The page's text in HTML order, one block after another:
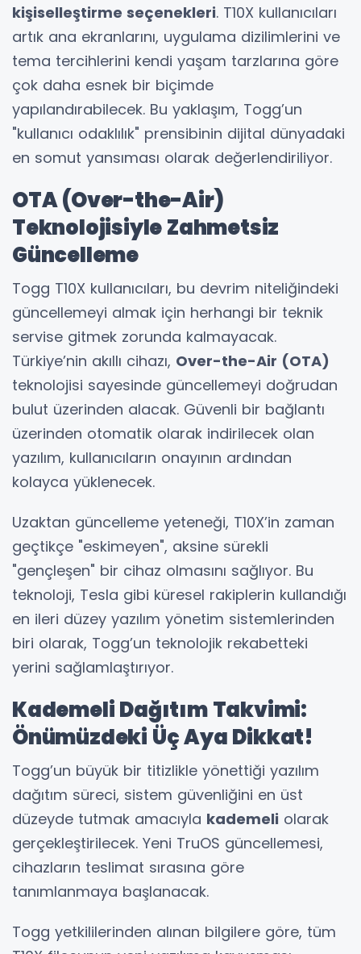
kişiselleştirme seçenekleri. T10X kullanıcıları
artık ana ekranlarını, uygulama dizilimlerini ve
tema tercihlerini kendi yaşam tarzlarına göre
çok daha esnek bir biçimde
yapılandırabilecek. Bu yaklaşım, Togg’un
"kullanıcı odaklılık" prensibinin dijital dünyadaki
en somut yansıması olarak değerlendiriliyor.
OTA (Over-the-Air)
Teknolojisiyle Zahmetsiz
Güncelleme
Togg T10X kullanıcıları, bu devrim niteliğindeki
güncellemeyi almak için herhangi bir teknik
servise gitmek zorunda kalmayacak.
Türkiye’nin akıllı cihazı, Over-the-Air (OTA)
teknolojisi sayesinde güncellemeyi doğrudan
bulut üzerinden alacak. Güvenli bir bağlantı
üzerinden otomatik olarak indirilecek olan
yazılım, kullanıcıların onayının ardından
kolayca yüklenecek.
Uzaktan güncelleme yeteneği, T10X’in zaman
geçtikçe "eskimeyen", aksine sürekli
"gençleşen" bir cihaz olmasını sağlıyor. Bu
teknoloji, Tesla gibi küresel rakiplerin kullandığı
en ileri düzey yazılım yönetim sistemlerinden
biri olarak, Togg’un teknolojik rekabetteki
yerini sağlamlaştırıyor.
Kademeli Dağıtım Takvimi:
Önümüzdeki Üç Aya Dikkat!
Togg’un büyük bir titizlikle yönettiği yazılım
dağıtım süreci, sistem güvenliğini en üst
düzeyde tutmak amacıyla kademeli olarak
gerçekleştirilecek. Yeni TruOS güncellemesi,
cihazların teslimat sırasına göre
tanımlanmaya başlanacak.
Togg yetkililerinden alınan bilgilere göre, tüm